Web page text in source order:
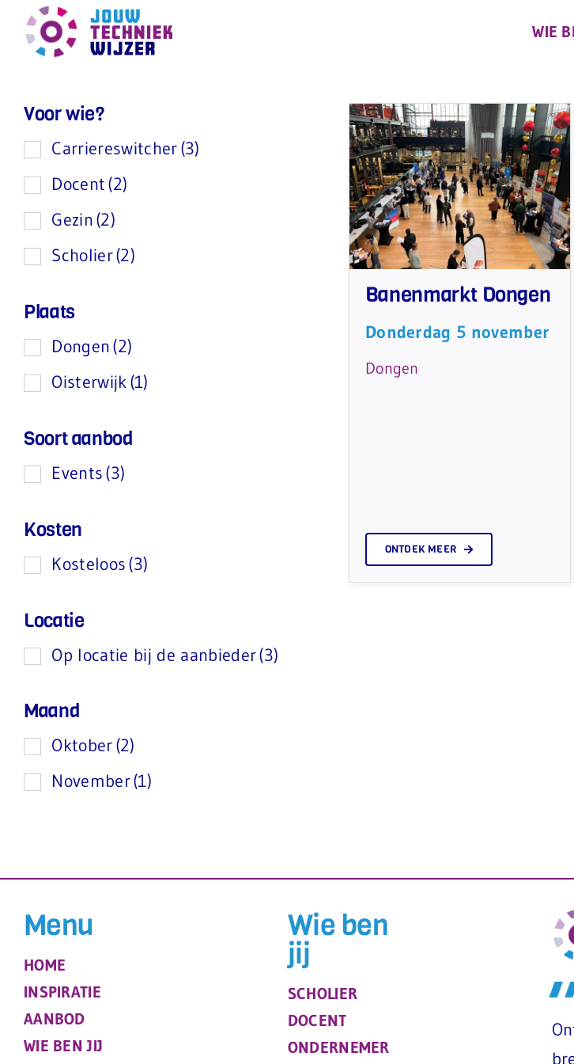
naar
WIE
Banenmarkt Dongen
Donderdag 5 november
Dongen
ONTDEK MEER
Voor wie?
Carriereswitcher(3)
Docent(2)
Gezin(2)
Scholier(2)
Plaats
Dongen(2)
Oisterwijk(1)
Soort aanbod
Events(3)
Kosten
Kosteloos(3)
Locatie
Op locatie bij de aanbieder(3)
Maand
Oktober(2)
November(1)
Menu
HOME
INSPIRATIE
AANBOD
WIE BEN JIJ
Wie ben
jij
SCHOLIER
DOCENT
ONDERNEMER